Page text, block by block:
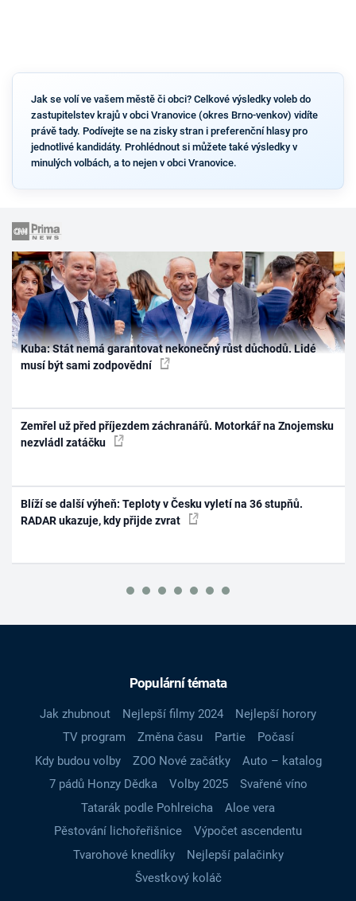
Jak se volí ve vašem městě či obci? Celkové výsledky voleb do
zastupitelstev krajů v obci Vranovice (okres Brno-venkov) vidíte
právě tady. Podívejte se na zisky stran i preferenční hlasy pro
jednotlivé kandidáty. Prohlédnout si můžete také výsledky v
minulých volbách, a to nejen v obci Vranovice.
Kuba: Stát nemá garantovat nekonečný růst důchodů. Lidé
musí být sami zodpovědní
Zemřel už před příjezdem záchranářů. Motorkář na Znojemsku
nezvládl zatáčku
Blíží se další výheň: Teploty v Česku vyletí na 36 stupňů.
RADAR ukazuje, kdy přijde zvrat
Populární témata
Jak zhubnout Nejlepší filmy 2024
Nejlepší horory
TV program
Změna času Partie
Počasí
Kdy budou volby
ZOO Nové začátky
Auto – katalog
7 pádů Honzy Dědka
Volby 2025
Svařené víno
Tatarák podle Pohlreicha
Aloe vera
Pěstování lichořeřišnice
Výpočet ascendentu
Tvarohové knedlíky
Nejlepší palačinky
Švestkový koláč